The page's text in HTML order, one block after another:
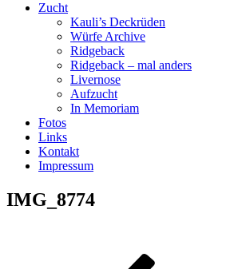
Zucht
Kauli’s Deckrüden
Würfe Archive
Ridgeback
Ridgeback – mal anders
Livernose
Aufzucht
In Memoriam
Fotos
Links
Kontakt
Impressum
IMG_8774
Beitragsnavigation